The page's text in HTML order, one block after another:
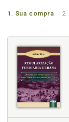
1. Sua compra 2.